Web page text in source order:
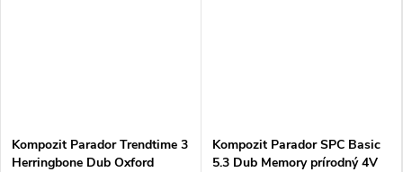
Kompozit Parador Trendtime 3
Herringbone Dub Oxford
Kompozit Parador SPC Basic
5.3 Dub Memory prírodný 4V